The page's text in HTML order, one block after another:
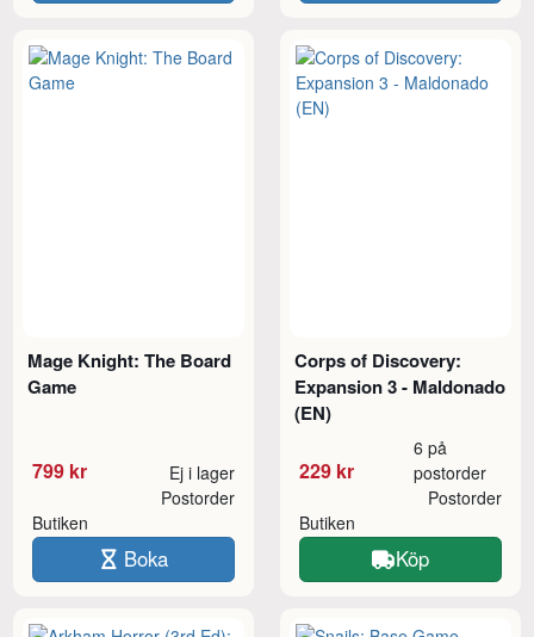
Mage Knight: The Board
Game
799 kr Ej i lager
Butiken
Postorder
Boka
Corps of Discovery:
Expansion 3 - Maldonado
(EN)
229 kr
6 på
postorder
Butiken
Postorder
Köp